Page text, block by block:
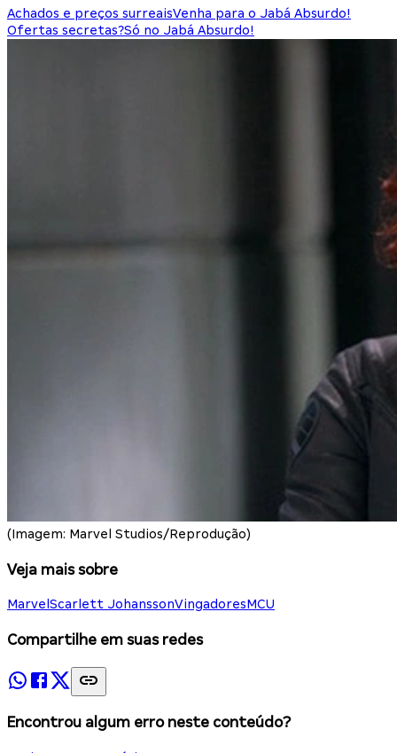
Achados e preços surreaisVenha para o Jabá Absurdo!
Ofertas secretas?Só no Jabá Absurdo!
(Imagem: Marvel Studios/Reprodução)
Veja mais sobre
Marvel Scarlett JohanssonVingadoresMCU
Compartilhe em suas redes
Encontrou algum erro neste conteúdo?